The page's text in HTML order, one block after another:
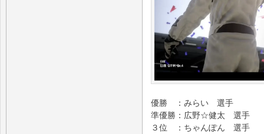
優勝 ：みらい 選手
準優勝：広野☆健太 選手
３位 ：ちゃんぽん 選手